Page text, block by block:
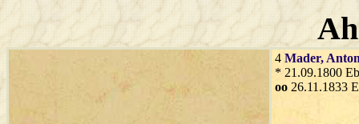
4 Mader,
* 21.09.1800
oo 26.11.1833